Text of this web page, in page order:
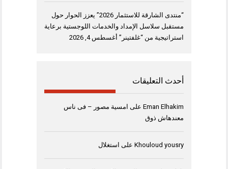
“منتدى الشارقة للاستثمار 2026” يعزز الحوار حول
مستقبل سلاسل الإمداد والخدمات اللوجستية برعاية
استراتيجية من “غلفتينر” أغسطس 4, 2026
أحدث التعليقات
Eman Elhakim على امسية مصور – فى ناس
معندهاش ذوق
Khouloud yousry على استغلال